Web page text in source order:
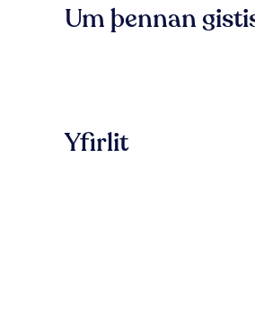
Um þennan
Yfirlit